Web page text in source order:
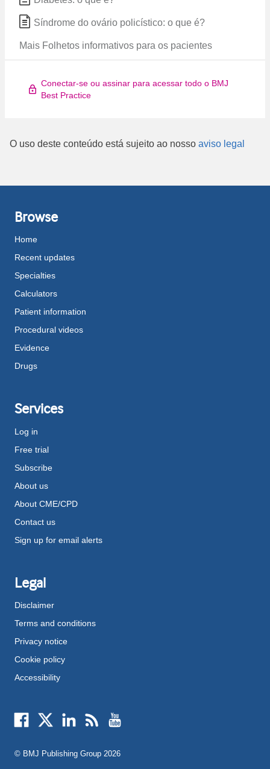
Síndrome do ovário policístico: o que é?
Mais Folhetos informativos para os pacientes
Conectar-se ou assinar para acessar todo o BMJ
Best Practice
O uso deste conteúdo está sujeito ao nosso aviso legal
Browse
Home
Recent updates
Specialties
Calculators
Patient information
Procedural videos
Evidence
Drugs
Services
Log in
Free trial
Subscribe
About us
About CME/CPD
Contact us
Sign up for email alerts
Legal
Disclaimer
Terms and conditions
Privacy notice
Cookie policy
Accessibility
External
link
in
External
link
in
External
link
in
External
in
© BMJ Publishing Group 2026